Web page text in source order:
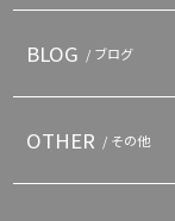
BLOG / ブログ
OTHER / その他